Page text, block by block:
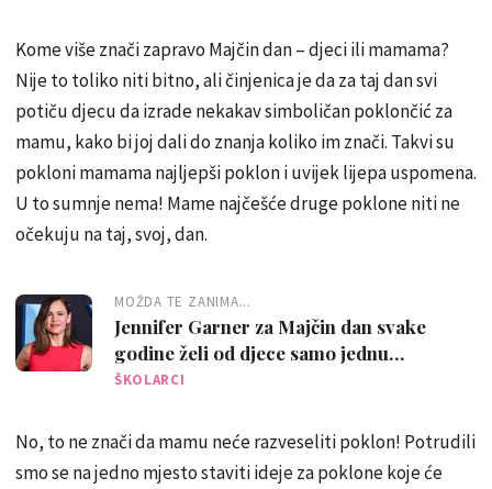
Kome više znači zapravo Majčin dan – djeci ili mamama?
Nije to toliko niti bitno, ali činjenica je da za taj dan svi
potiču djecu da izrade nekakav simboličan poklončić za
mamu, kako bi joj dali do znanja koliko im znači. Takvi su
pokloni mamama najljepši poklon i uvijek lijepa uspomena.
U to sumnje nema! Mame najčešće druge poklone niti ne
očekuju na taj, svoj, dan.
MOŽDA TE ZANIMA...
Jennifer Garner za Majčin dan svake
godine želi od djece samo jednu
'smiješnu' stvar
ŠKOLARCI
No, to ne znači da mamu neće razveseliti poklon! Potrudili
smo se na jedno mjesto staviti ideje za poklone koje će